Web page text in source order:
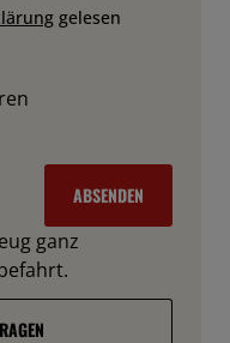
gelesen
ABSENDEN
ganz